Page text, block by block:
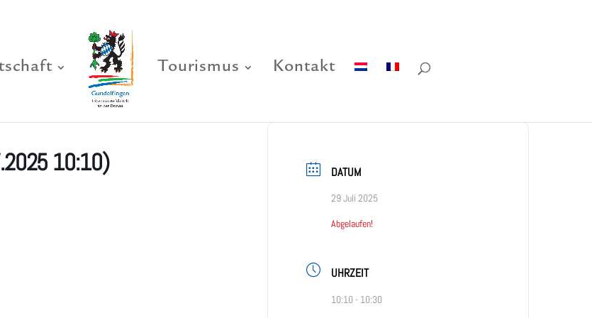
Tourismus Kontakt
10:10) DATUM
29 Juli 2025
Abgelaufen!
UHRZEIT
10:10 - 10:30